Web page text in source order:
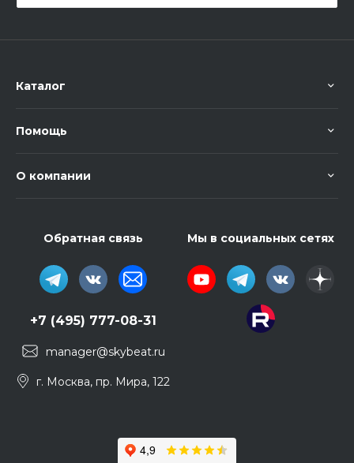
Каталог
Помощь
О компании
Обратная связь
+7 (495) 777-08-31
manager@skybeat.ru
г. Москва, пр. Мира, 122
Мы в социальных сетях